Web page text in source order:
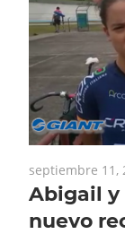
septiembre 11,
Abigail y
nuevo